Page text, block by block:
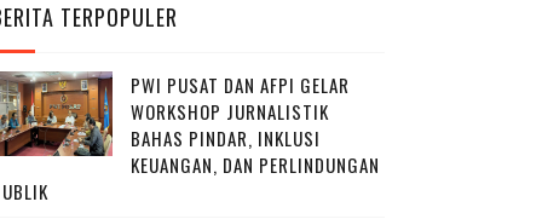
TERPOPULER
PWI PUSAT DAN AFPI GELAR
WORKSHOP JURNALISTIK
BAHAS PINDAR, INKLUSI
KEUANGAN, DAN PERLINDUNGAN